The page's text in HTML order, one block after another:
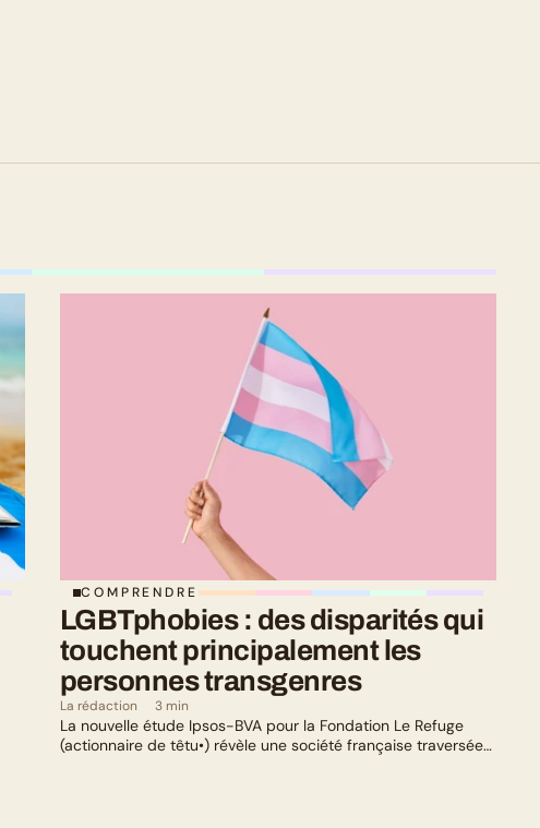
COMPRENDRE
LGBTphobies : des disparités qui
touchent principalement les
personnes transgenres
La rédaction 3 min
La nouvelle étude Ipsos-BVA pour la Fondation Le Refuge
(actionnaire de têtu•) révèle une société française traversée